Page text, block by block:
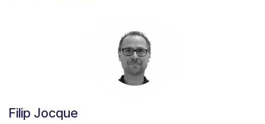
Filip Jocque